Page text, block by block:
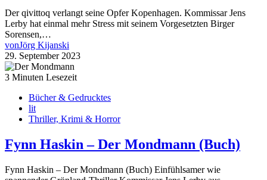
Der qivittoq verlangt seine Opfer Kopenhagen. Kommissar Jens
Lerby hat einmal mehr Stress mit seinem Vorgesetzten Birger
Sorensen,…
vonJörg Kijanski
29. September 2023
3 Minuten Lesezeit
Bücher & Gedrucktes
lit
Thriller, Krimi & Horror
Fynn Haskin – Der Mondmann (Buch)
Fynn Haskin – Der Mondmann (Buch) Einfühlsamer wie